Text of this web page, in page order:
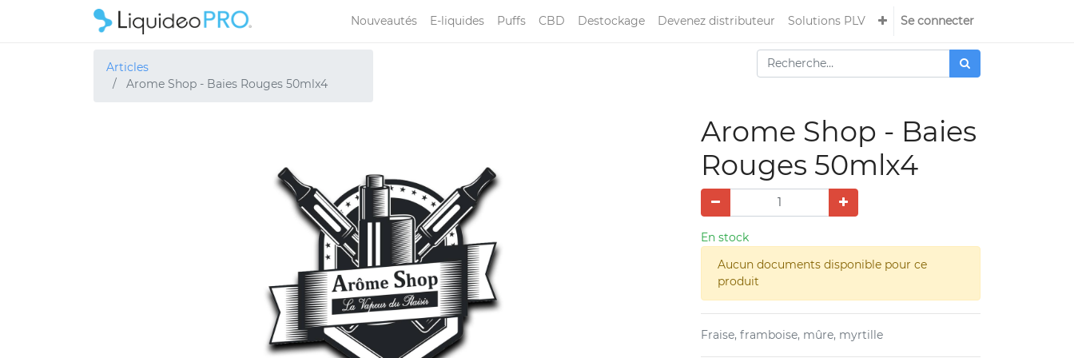
Nouveautés E-liquides Puffs CBD Destockage Devenez distributeur Solutions PLV Se connecter
Articles
Arome Shop - Baies Rouges 50mlx4
Arome Shop - Baies
Rouges 50mlx4
En stock
Aucun documents disponible pour ce
produit
Fraise, framboise, mûre, myrtille